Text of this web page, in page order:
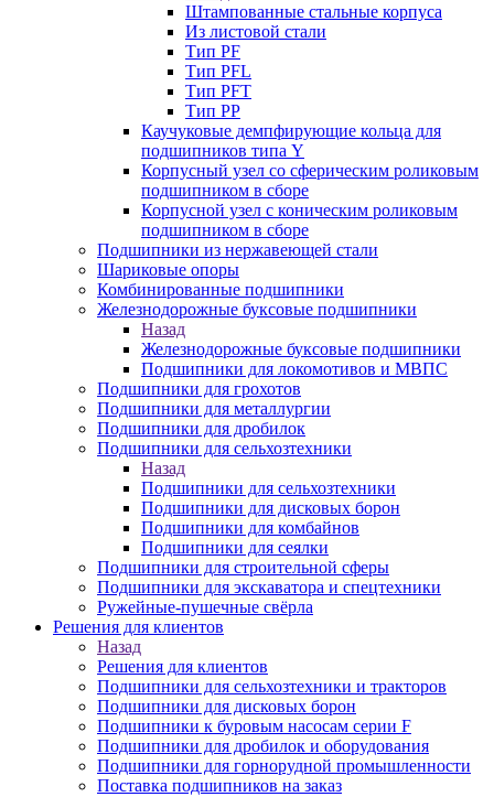
Штампованные стальные корпуса
Из листовой стали
Тип PF
Тип PFL
Тип PFT
Тип PP
Каучуковые демпфирующие кольца для
подшипников типа Y
Корпусный узел со сферическим роликовым
подшипником в сборе
Корпусной узел с коническим роликовым
подшипником в сборе
Подшипники из нержавеющей стали
Шариковые опоры
Комбинированные подшипники
Железнодорожные буксовые подшипники
Назад
Железнодорожные буксовые подшипники
Подшипники для локомотивов и МВПС
Подшипники для грохотов
Подшипники для металлургии
Подшипники для дробилок
Подшипники для сельхозтехники
Назад
Подшипники для сельхозтехники
Подшипники для дисковых борон
Подшипники для комбайнов
Подшипники для сеялки
Подшипники для строительной сферы
Подшипники для экскаватора и спецтехники
Ружейные-пушечные свёрла
Решения для клиентов
Назад
Решения для клиентов
Подшипники для сельхозтехники и тракторов
Подшипники для дисковых борон
Подшипники к буровым насосам серии F
Подшипники для дробилок и оборудования
Подшипники для горнорудной промышленности
Поставка подшипников на заказ